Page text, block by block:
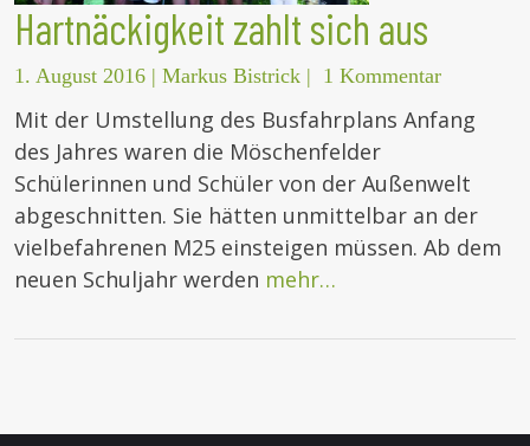
Hartnäckigkeit zahlt sich aus
1. August 2016 | Markus Bistrick | 1 Kommentar
Mit der Umstellung des Busfahrplans Anfang
des Jahres waren die Möschenfelder
Schülerinnen und Schüler von der Außenwelt
abgeschnitten. Sie hätten unmittelbar an der
vielbefahrenen M25 einsteigen müssen. Ab dem
neuen Schuljahr werden mehr…